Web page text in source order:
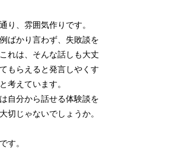
り、雰囲気作りです。
ばかり言わず、失敗談を
れは、そんな話しも大丈
もらえると発言しやくす
考えています。
自分から話せる体験談を
切じゃないでしょうか。
す。